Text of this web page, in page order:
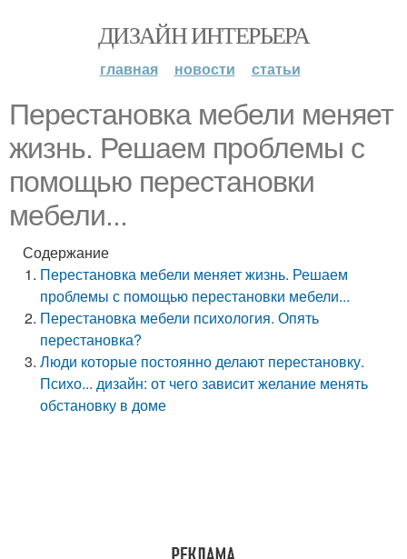
ДИЗАЙН ИНТЕРЬЕРА
главная новости статьи
Перестановка мебели меняет
жизнь. Решаем проблемы с
помощью перестановки
мебели...
Содержание
Перестановка мебели меняет жизнь. Решаем
проблемы с помощью перестановки мебели...
Перестановка мебели психология. Опять
перестановка?
Люди которые постоянно делают перестановку.
Психо... дизайн: от чего зависит желание менять
обстановку в доме